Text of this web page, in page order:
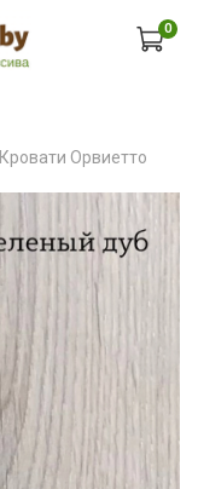
0
Кровати Орвиетто